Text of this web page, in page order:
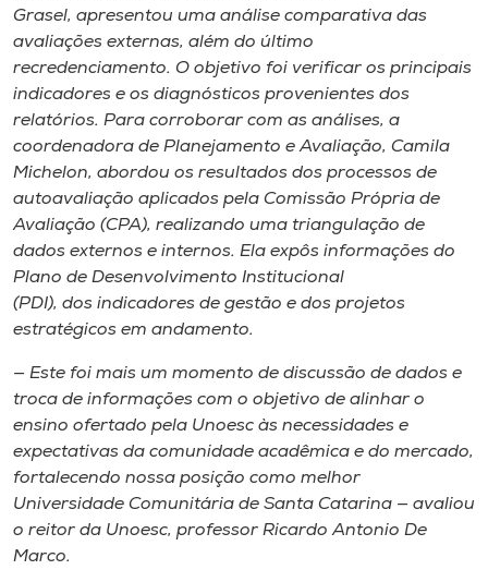
Grasel, apresentou uma análise comparativa das
avaliações externas, além do último
recredenciamento. O objetivo foi verificar os principais
indicadores e os diagnósticos provenientes dos
relatórios. Para corroborar com as análises, a
coordenadora de Planejamento e Avaliação, Camila
Michelon, abordou os resultados dos processos de
autoavaliação aplicados pela Comissão Própria de
Avaliação (CPA), realizando uma triangulação de
dados externos e internos. Ela expôs informações do
Plano de Desenvolvimento Institucional
(PDI), dos indicadores de gestão e dos projetos
estratégicos em andamento.
— Este foi mais um momento de discussão de dados e
troca de informações com o objetivo de alinhar o
ensino ofertado pela Unoesc às necessidades e
expectativas da comunidade acadêmica e do mercado,
fortalecendo nossa posição como melhor
Universidade Comunitária de Santa Catarina — avaliou
o reitor da Unoesc, professor Ricardo Antonio De
Marco.